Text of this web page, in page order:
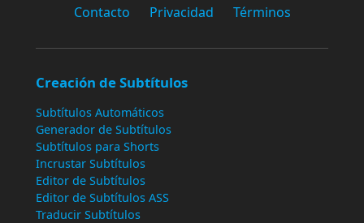
Contacto Privacidad Términos
Creación de Subtítulos
Subtítulos Automáticos
Generador de Subtítulos
Subtítulos para Shorts
Incrustar Subtítulos
Editor de Subtítulos
Editor de Subtítulos ASS
Traducir Subtítulos